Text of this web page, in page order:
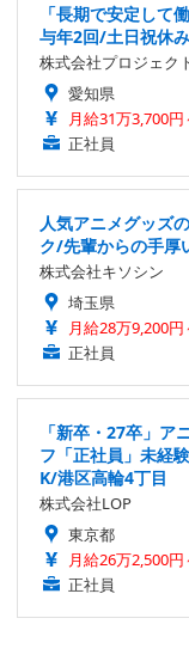
「長期で安定して
与年2回/土日祝休み
株式会社プロジェク
愛知県
月給31万3,700
正社員
人気アニメグッズ
ク/先輩からの手厚
株式会社キソシン
埼玉県
月給28万9,200
正社員
「新卒・27卒」ア
フ「正社員」未経
K/港区高輪4丁目
株式会社LOP
東京都
月給26万2,500
正社員